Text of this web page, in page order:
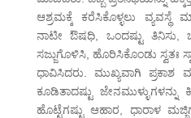
ಆಶ್ರಮಕ್ಕೆ ಕರೆಸಿಕೊಳ್ಳಲು ವ್ಯವಸ್ಥೆ
ನಾಟೀ ಔಷಧಿ, ಒಂದಷ್ಟು ತಿನಿಸು,
ಸಜ್ಜುಗೊಳಿಸಿ, ಹೊರಿಸಿಕೊಂಡು
ಧಾವಿಸಿದರು. ಮುಖ್ಯವಾಗಿ
ಕೂಡಿತಾದಷ್ಟು
ಹೊಟ್ಟೆಗಷ್ಟು ಆಹಾರ, ಧಾರಾಳ